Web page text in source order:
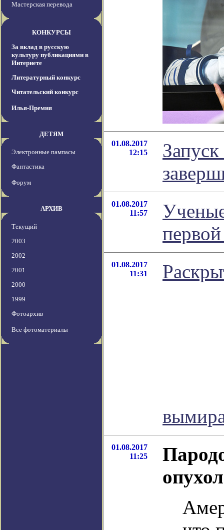
Мастерская перевода
КОНКУРСЫ
За вклад в русскую
культуру публикациями в
Интернете
Литературный конкурс
Читательский конкурс
Илья-Премия
ДЕТЯМ
Электронные пампасы
Фантастика
Форум
АРХИВ
Текущий
2003
2002
2001
2000
1999
Фотоархив
Все фотоматериалы
01.08.2017
12:15
01.08.2017
11:57
01.08.2017
11:31
01.08.2017
11:25